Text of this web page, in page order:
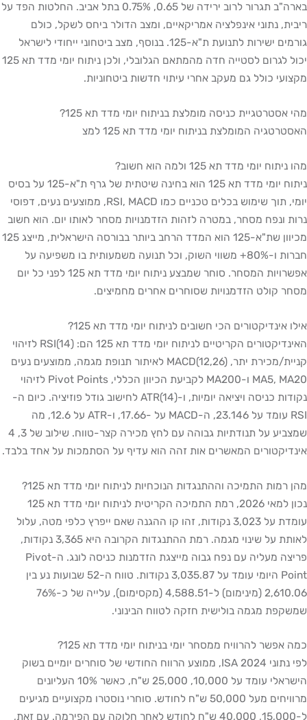
בארה"ב תגרור לרוב ירידה של 0.65, 0.75% בתל אביב. החלטות הפד על
ריבית, נתוני אינפלציה אמריקאיים, ומצב הדולר ביחס לשקל, כולם
גורמים ישירות לתנועת ת"א-125. בנוסף, מצב ביטחוני ייחודי לישראל
יכול לגרום לסטייה חדה מהמתאם הגלובלי, ולכן ניתוח יומי מדד תא 125
מקצועי כולל גם מעקב אחרי עיתוי חדשות ביטחוניות.
מהי אסטרטגיית כניסה מומלצת בניתוח יומי מדד תא 125?
האסטרטגיה המומלצת בניתוח יומי מדד תא 125 למצ
מהו ניתוח יומי מדד תא 125 ולמה הוא חשוב?
ניתוח יומי מדד תא 125 הוא בחינה שיטתית של גרף ת"א-125 על בסיס
יומי, תוך שימוש בכלים טכניים כמו RSI, MACD, ממוצעים נעים, דפוסי
נרות ונפח מסחר, במטרה לזהות הזדמנויות מסחר לאותו יום. הוא חשוב
מכיוון שת"א-125 הוא המדד הרחב ביותר בבורסה הישראלית, מייצג 125
חברות ו-80%+ משווי השוק, וכל תנועה משמעותית בו משפיעה על
אפשרויות המסחר. סוחר שמבצע ניתוח יומי מדד תא 125 לפני כל יום
מסחר קולט הזדמנויות שסוחרים אחרים מחמיצים.
אילו אינדיקטורים הכי חשובים לניתוח יומי מדד תא 125?
האינדיקטורים הקריטיים לניתוח יומי מדד תא 125 הם: RSI(14) לזיהוי
קניית/מכירת יתר, MACD(12,26) לאיתור תנופת מגמה, ממוצעים נעים
MA5, MA20 ו-MA200 לקביעת הכיוון הכללי, Pivot Points לזיהוי
נקודות כניסה ויציאה יומיות, ו-ATR(14) לחישוב גודל פוזיציה. כיום ה-
RSI עומד על 23.146, ה-MACD על -17.66, ו-ATR על 12.6, מה
שמצביע על תנודתיות גבוהה עם לחץ מכירה קצר-טווח. שילוב של 3, 4
אינדיקטורים המאשרים אות זהה הוא עדיף על הסתמכות על אחד בלבד.
מהן רמות התמיכה וההתנגדות הנוכחיות לניתוח יומי מדד תא 125?
נכון למאי 2026, רמת התמיכה הקריטית לניתוח יומי מדד תא 125
עומדת על 3,023 נקודות, זהו קו ההגנה שאם ייפרץ כלפי מטה, עלול
לאותת על שינוי מגמה. רמת ההתנגדות הקרובה היא 3,365 נקודות,
פריצה מעליה עם נפח גבוה מייצגת הזדמנות כניסה לונג. ה-Pivot
Point היומי עומד על 3,035.87 נקודות. טווח ה-52 שבועות נע בין
2,610.06 (מינימום) ל-4,588.51 (מקסימום), עלייה של כ-76%
שמשקפת מגמה בולישית חזקה לטווח הבינוני.
כמה אפשר להרוויח ממסחר יומי בניתוח יומי מדד תא 125?
לפי נתוני ISA 2024, ממוצע הרווח החודשי של סוחרים יומיים בשוק
הישראלי עומד על 10,000, 25,000 ש"ח, כאשר 10% העליונים
מרוויחים מעל 50,000 ש"ח לחודש. סוחרי נוסטרו מקצועיים מגיעים
ל-15,000, 40,000 ש"ח לחודש לאחר חלוקה עם הפירמה. עם זאת,